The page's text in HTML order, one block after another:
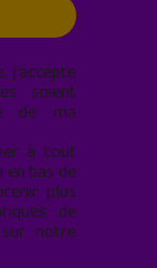
soient
de ma
à tout
bas de
plus
de
notre